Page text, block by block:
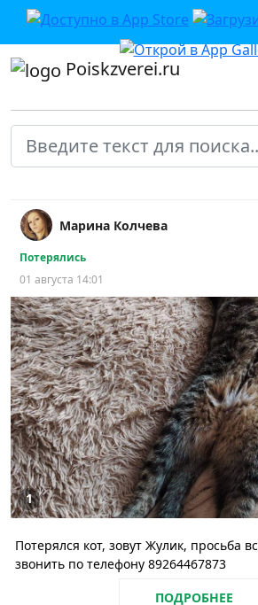
Poiskzverei.ru
Марина Колчева
Потерялись
01 августа 14:01
1
Потерялся кот, зовут Жулик, просьба
звонить по телефону 89264467873
ПОДРОБНЕЕ